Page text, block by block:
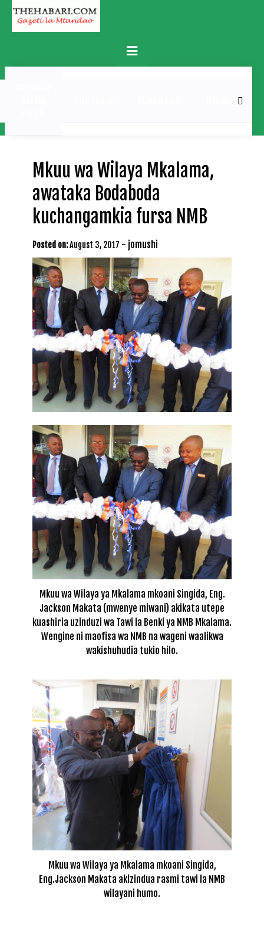
Skip
content
Primary
Menu
MICHEZO
Mkuu wa Wilaya Mkalama,
awataka Bodaboda
kuchangamkia fursa NMB
Posted on:August 3, 2017 - jomushi
Mkuu wa Wilaya ya Mkalama mkoani Singida, Eng.
Jackson Makata (mwenye miwani) akikata utepe
kuashiria uzinduzi wa Tawi la Benki ya NMB Mkalama.
Wengine ni maofisa wa NMB na wageni waalikwa
wakishuhudia tukio hilo.
Mkuu wa Wilaya ya Mkalama mkoani Singida,
Eng.Jackson Makata akizindua rasmi tawi la NMB
wilayani humo.